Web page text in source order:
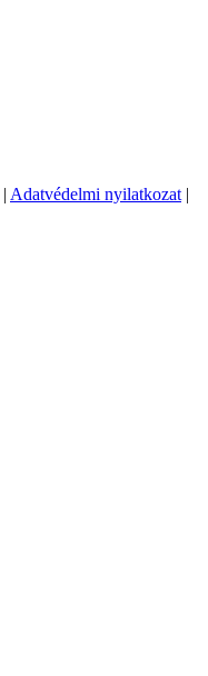
| Adatvédelmi nyilatkozat |